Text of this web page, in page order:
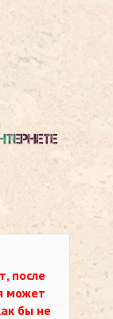
после
может
бы не